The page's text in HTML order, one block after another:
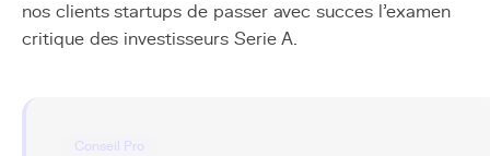
nos clients startups de passer avec succes l'examen
critique des investisseurs Serie A.
Conseil Pro